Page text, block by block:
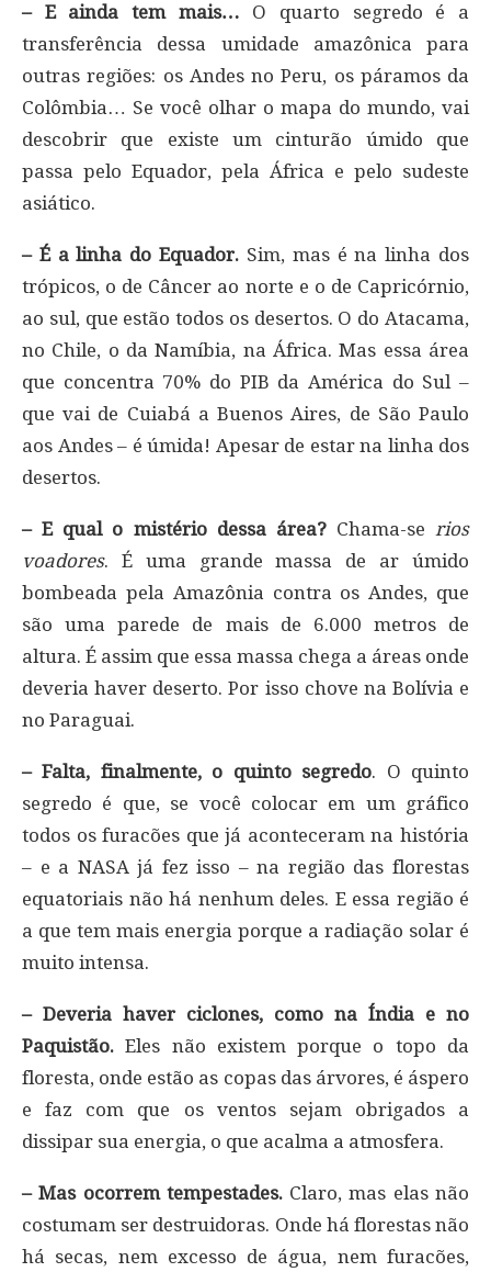
– E ainda tem mais… O quarto segredo é a
transferência dessa umidade amazônica para
outras regiões: os Andes no Peru, os páramos da
Colômbia… Se você olhar o mapa do mundo, vai
descobrir que existe um cinturão úmido que
passa pelo Equador, pela África e pelo sudeste
asiático.
– É a linha do Equador. Sim, mas é na linha dos
trópicos, o de Câncer ao norte e o de Capricórnio,
ao sul, que estão todos os desertos. O do Atacama,
no Chile, o da Namíbia, na África. Mas essa área
que concentra 70% do PIB da América do Sul –
que vai de Cuiabá a Buenos Aires, de São Paulo
aos Andes – é úmida! Apesar de estar na linha dos
desertos.
– E qual o mistério dessa área?Chama-se rios
voadores. É uma grande massa de ar úmido
bombeada pela Amazônia contra os Andes, que
são uma parede de mais de 6.000 metros de
altura. É assim que essa massa chega a áreas onde
deveria haver deserto. Por isso chove na Bolívia e
no Paraguai.
– Falta, finalmente, o quinto segredo. O quinto
segredo é que, se você colocar em um gráfico
todos os furacões que já aconteceram na história
– e a NASA já fez isso – na região das florestas
equatoriais não há nenhum deles. E essa região é
a que tem mais energia porque a radiação solar é
muito intensa.
– Deveria haver ciclones, como na Índia e no
Paquistão. Eles não existem porque o topo da
floresta, onde estão as copas das árvores, é áspero
e faz com que os ventos sejam obrigados a
dissipar sua energia, o que acalma a atmosfera.
– Mas ocorrem tempestades.Claro, mas elas não
costumam ser destruidoras. Onde há florestas não
há secas, nem excesso de água, nem furacões,